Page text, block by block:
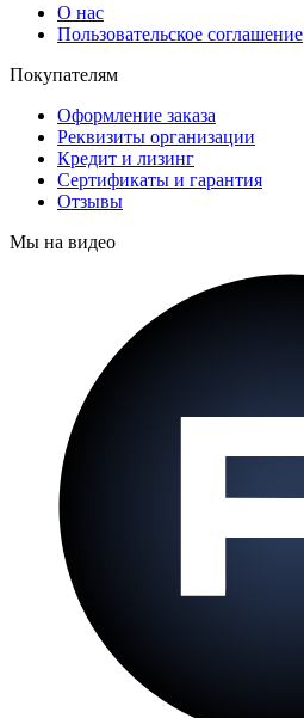
О нас
Пользовательское соглашение
Покупателям
Оформление заказа
Реквизиты организации
Кредит и лизинг
Сертификаты и гарантия
Отзывы
Мы на видео